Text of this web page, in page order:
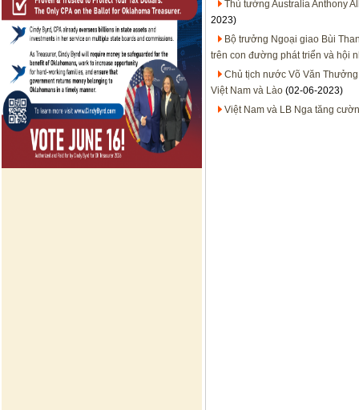
Thủ tướng Australia Anthony
2023)
Bộ trưởng Ngoại giao Bùi
trên con đường phát triển và hội
Chủ tịch nước Võ Văn
Việt Nam và Lào (02-06-2023)
Việt Nam và LB Nga tăng